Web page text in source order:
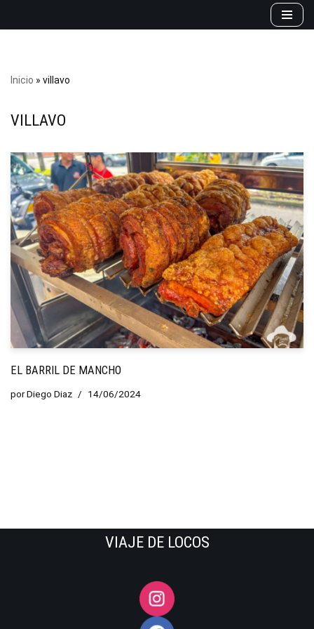
Inicio » villavo
VILLAVO
EL BARRIL DE MANCHO
porDiego Diaz 14/06/2024
VIAJE DE LOCOS